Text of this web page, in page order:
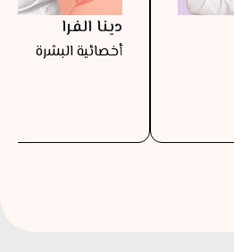
دينا الفرا
أخصائية البشرة